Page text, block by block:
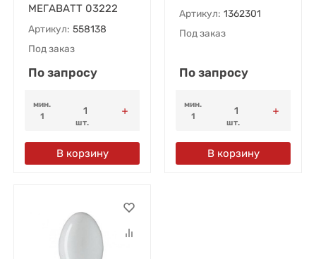
МЕГАВАТТ 03222
Артикул: 558138
Под заказ
По запросу
мин.
1
шт.
В корзину
Артикул: 1362301
Под заказ
По запросу
мин.
1
шт.
В корзину